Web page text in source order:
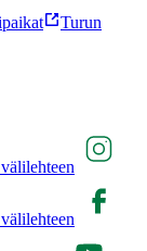
Turun